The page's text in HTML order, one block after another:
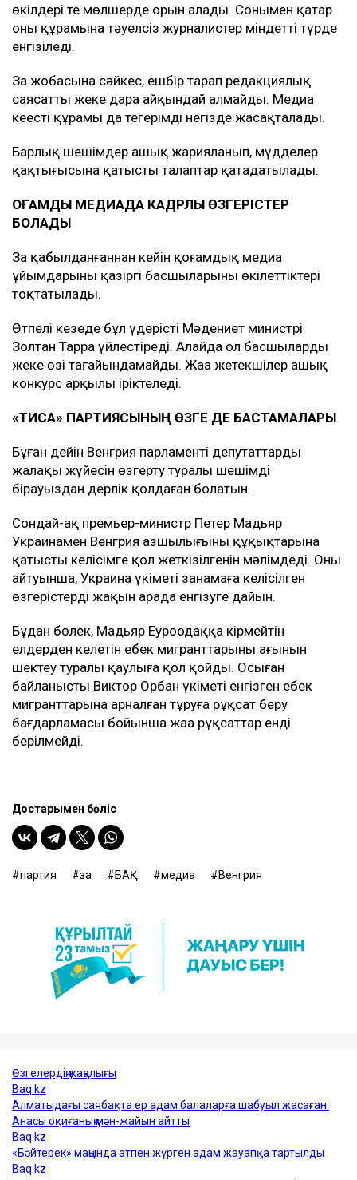
өкілдері тең мөлшерде орын алады. Сонымен қатар
оның құрамына тәуелсіз журналистер міндетті түрде
енгізіледі.
Заң жобасына сәйкес, ешбір тарап редакциялық
саясатты жеке дара айқындай алмайды. Медиа
кеңестің құрамы да теңгерімді негізде жасақталады.
Барлық шешімдер ашық жарияланып, мүдделер
қақтығысына қатысты талаптар қатаңдатылады.
ҚОҒАМДЫҚ МЕДИАДА КАДРЛЫҚ ӨЗГЕРІСТЕР
БОЛАДЫ
Заң қабылданғаннан кейін қоғамдық медиа
ұйымдарының қазіргі басшыларының өкілеттіктері
тоқтатылады.
Өтпелі кезеңде бұл үдерісті Мәдениет министрі
Золтан Тарра үйлестіреді. Алайда ол басшыларды
жеке өзі тағайындамайды. Жаңа жетекшілер ашық
конкурс арқылы іріктеледі.
«ТИСА» ПАРТИЯСЫНЫҢ ӨЗГЕ ДЕ БАСТАМАЛАРЫ
Бұған дейін Венгрия парламенті депутаттардың
жалақы жүйесін өзгерту туралы шешімді
бірауыздан дерлік қолдаған болатын.
Сондай-ақ премьер-министр Петер Мадьяр
Украинамен Венгрия азшылығының құқықтарына
қатысты келісімге қол жеткізілгенін мәлімдеді. Оның
айтуынша, Украина үкіметі заңнамаға келісілген
өзгерістерді жақын арада енгізуге дайын.
Бұдан бөлек, Мадьяр Еуроодаққа кірмейтін
елдерден келетін еңбек мигранттарының ағынын
шектеу туралы қаулыға қол қойды. Осыған
байланысты Виктор Орбан үкіметі енгізген еңбек
мигранттарына арналған тұруға рұқсат беру
бағдарламасы бойынша жаңа рұқсаттар енді
берілмейді.
Достарыңмен бөліс
партия заң БАҚ медиа Венгрия